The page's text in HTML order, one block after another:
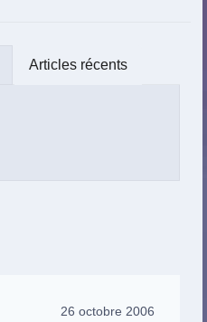
Articles récents
26 octobre 2006